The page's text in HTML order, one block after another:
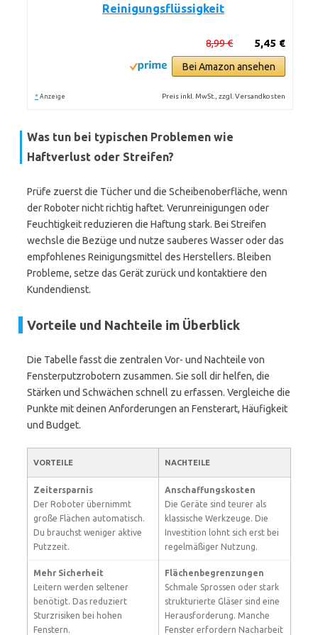
Reinigungsflüssigkeit
5,45 €
8,99 €
Bei Amazon ansehen
* Anzeige Preis inkl. MwSt., zzgl. Versandkosten
Was tun bei typischen Problemen wie
Haftverlust oder Streifen?
Prüfe zuerst die Tücher und die Scheibenoberfläche, wenn
der Roboter nicht richtig haftet. Verunreinigungen oder
Feuchtigkeit reduzieren die Haftung stark. Bei Streifen
wechsle die Bezüge und nutze sauberes Wasser oder das
empfohlenes Reinigungsmittel des Herstellers. Bleiben
Probleme, setze das Gerät zurück und kontaktiere den
Kundendienst.
Vorteile und Nachteile im Überblick
Die Tabelle fasst die zentralen Vor- und Nachteile von
Fensterputzrobotern zusammen. Sie soll dir helfen, die
Stärken und Schwächen schnell zu erfassen. Vergleiche die
Punkte mit deinen Anforderungen an Fensterart, Häufigkeit
und Budget.
VORTEILE NACHTEILE
Zeitersparnis
Der Roboter übernimmt
große Flächen automatisch.
Du brauchst weniger aktive
Putzzeit.
Anschaffungskosten
Die Geräte sind teurer als
klassische Werkzeuge. Die
Investition lohnt sich erst bei
regelmäßiger Nutzung.
Mehr Sicherheit
Leitern werden seltener
benötigt. Das reduziert
Sturzrisiken bei hohen
Fenstern.
Flächenbegrenzungen
Schmale Sprossen oder stark
strukturierte Gläser sind eine
Herausforderung. Manche
Fenster erfordern Nacharbeit